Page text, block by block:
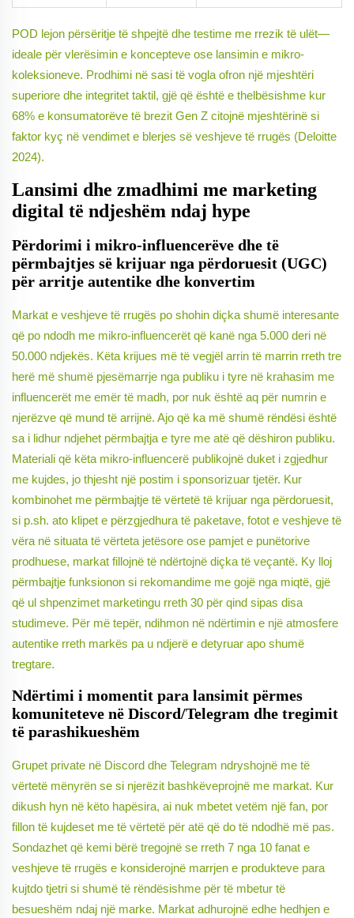
POD lejon përsëritje të shpejtë dhe testime me rrezik të ulët—
ideale për vlerësimin e koncepteve ose lansimin e mikro-
koleksioneve. Prodhimi në sasi të vogla ofron një mjeshtëri
superiore dhe integritet taktil, gjë që është e thelbësishme kur
68% e konsumatorëve të brezit Gen Z citojnë mjeshtërinë si
faktor kyç në vendimet e blerjes së veshjeve të rrugës (Deloitte
2024).
Lansimi dhe zmadhimi me marketing
digital të ndjeshëm ndaj hype
Përdorimi i mikro-influencerëve dhe të
përmbajtjes së krijuar nga përdoruesit (UGC)
për arritje autentike dhe konvertim
Markat e veshjeve të rrugës po shohin diçka shumë interesante
që po ndodh me mikro-influencerët që kanë nga 5.000 deri në
50.000 ndjekës. Këta krijues më të vegjël arrin të marrin rreth tre
herë më shumë pjesëmarrje nga publiku i tyre në krahasim me
influencerët me emër të madh, por nuk është aq për numrin e
njerëzve që mund të arrijnë. Ajo që ka më shumë rëndësi është
sa i lidhur ndjehet përmbajtja e tyre me atë që dëshiron publiku.
Materiali që këta mikro-influencerë publikojnë duket i zgjedhur
me kujdes, jo thjesht një postim i sponsorizuar tjetër. Kur
kombinohet me përmbajtje të vërtetë të krijuar nga përdoruesit,
si p.sh. ato klipet e përzgjedhura të paketave, fotot e veshjeve të
vëra në situata të vërteta jetësore ose pamjet e punëtorive
prodhuese, markat fillojnë të ndërtojnë diçka të veçantë. Ky lloj
përmbajtje funksionon si rekomandime me gojë nga miqtë, gjë
që ul shpenzimet marketingu rreth 30 për qind sipas disa
studimeve. Për më tepër, ndihmon në ndërtimin e një atmosfere
autentike rreth markës pa u ndjerë e detyruar apo shumë
tregtare.
Ndërtimi i momentit para lansimit përmes
komuniteteve në Discord/Telegram dhe tregimit
të parashikueshëm
Grupet private në Discord dhe Telegram ndryshojnë me të
vërtetë mënyrën se si njerëzit bashkëveprojnë me markat. Kur
dikush hyn në këto hapësira, ai nuk mbetet vetëm një fan, por
fillon të kujdeset me të vërtetë për atë që do të ndodhë më pas.
Sondazhet që kemi bërë tregojnë se rreth 7 nga 10 fanat e
veshjeve të rrugës e konsiderojnë marrjen e produkteve para
kujtdo tjetri si shumë të rëndësishme për të mbetur të
besueshëm ndaj një marke. Markat adhurojnë edhe hedhjen e